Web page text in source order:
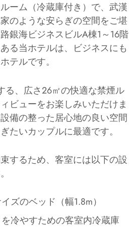
ーム（冷蔵庫付き）で、武漢
のような安らぎの空間をご堪
銀海ビジネスビルA棟1～16階
る当ホテルは、ビジネスにも
テルです。
る、広さ26㎡の快適な禁煙ル
ビューをお楽しみいただけま
備の整った居心地の良い空間
たいカップルに最適です。
するため、客室には以下の設
ズのベッド（幅1.8m）
冷やすための客室内冷蔵庫